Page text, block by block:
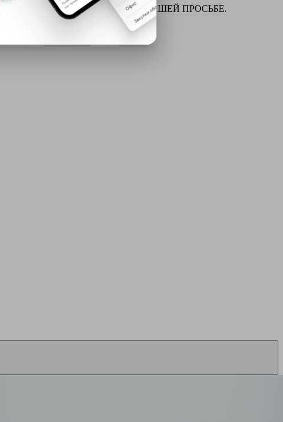
для химчистки и многое другое ПО ВАШЕЙ ПРОСЬБЕ.